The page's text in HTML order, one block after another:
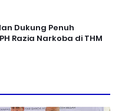
Dukung Penuh
Razia Narkoba di THM